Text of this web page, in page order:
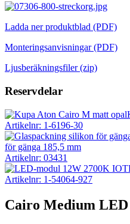
Ladda ner produktblad (PDF)
Monteringsanvisningar (PDF)
Ljusberäkningsfiler (zip)
Reservdelar
Artikelnr: 1-6196-30
för gänga 185,5 mm
Artikelnr: 03431
Artikelnr: 1-54064-927
Cairo Medium LED